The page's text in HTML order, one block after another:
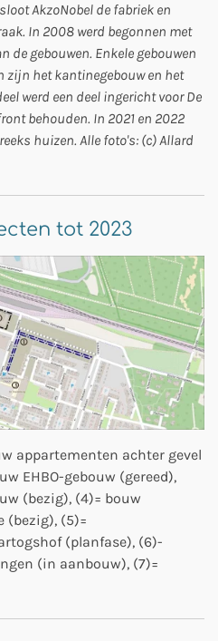
AkzoNobel de fabriek en
In 2008 werd begonnen met
de gebouwen. Enkele gebouwen
zijn het kantinegebouw en het
werd een deel ingericht voor De
behouden. In 2021 en 2022
huizen. Alle foto's: (c) Allard
tot 2023
appartementen achter gevel
EHBO-gebouw (gereed),
(bezig), (4)= bouw
(bezig), (5)=
(planfase), (6)-
(in aanbouw), (7)=